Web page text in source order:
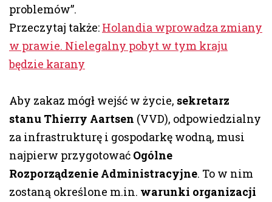
problemów”.
Przeczytaj także: Holandia wprowadza zmiany
w prawie. Nielegalny pobyt w tym kraju
będzie karany
Aby zakaz mógł wejść w życie, sekretarz
stanu Thierry Aartsen (VVD), odpowiedzialny
za infrastrukturę i gospodarkę wodną, musi
najpierw przygotować Ogólne
Rozporządzenie Administracyjne. To w nim
zostaną określone m.in. warunki organizacji